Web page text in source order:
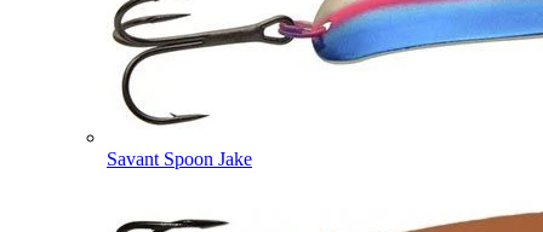
Savant Spoon Jake